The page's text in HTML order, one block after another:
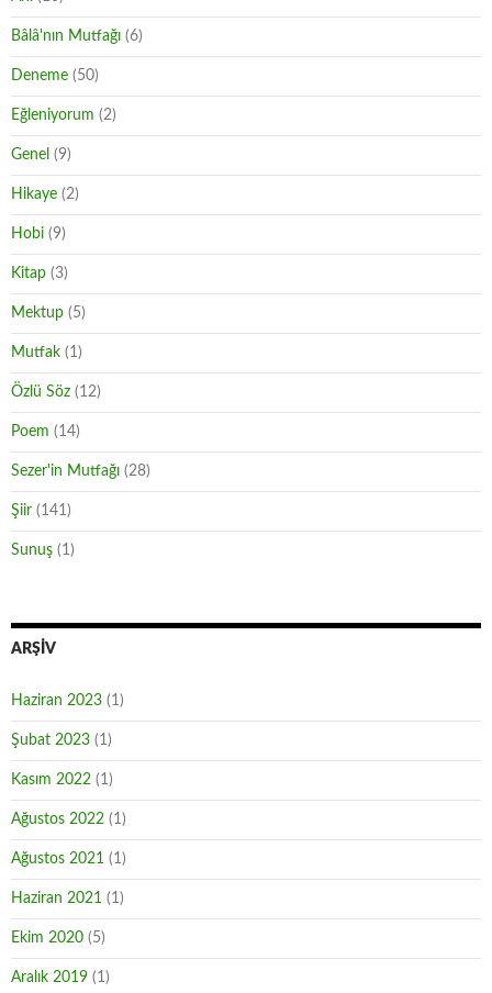
Bâlâ'nın Mutfağı (6)
Deneme (50)
Eğleniyorum (2)
Genel (9)
Hikaye (2)
Hobi (9)
Kitap (3)
Mektup (5)
Mutfak (1)
Özlü Söz (12)
Poem (14)
Sezer'in Mutfağı (28)
Şiir (141)
Sunuş (1)
ARŞIV
Haziran 2023 (1)
Şubat 2023 (1)
Kasım 2022 (1)
Ağustos 2022 (1)
Ağustos 2021 (1)
Haziran 2021 (1)
Ekim 2020 (5)
Aralık 2019 (1)